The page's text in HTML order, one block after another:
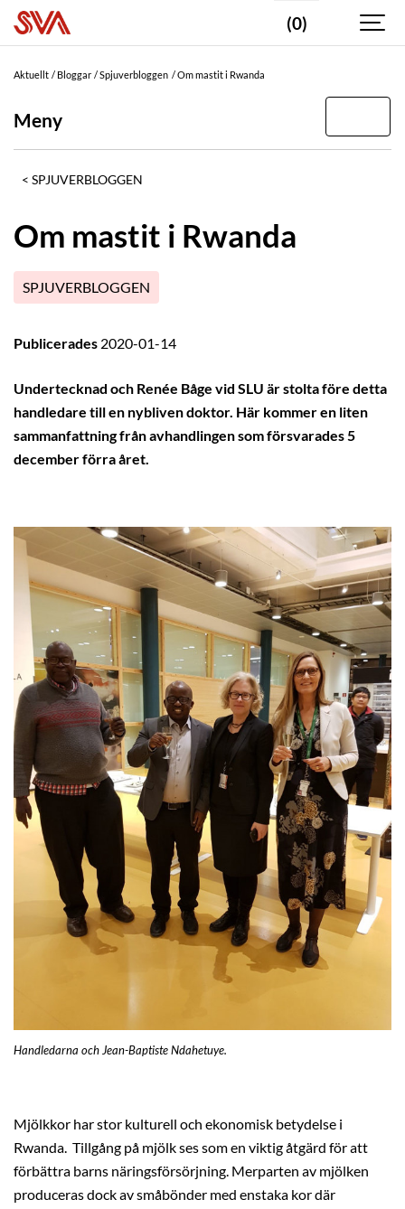
(0)
Aktuellt Bloggar Spjuverbloggen Om mastit i Rwanda
Meny
SPJUVERBLOGGEN
Om mastit i Rwanda
SPJUVERBLOGGEN
Publicerades 2020-01-14
Undertecknad och Renée Båge vid SLU är stolta före detta
handledare till en nybliven doktor. Här kommer en liten
sammanfattning från avhandlingen som försvarades 5
december förra året.
Handledarna och Jean-Baptiste Ndahetuye.
Mjölkkor har stor kulturell och ekonomisk betydelse i
Rwanda. Tillgång på mjölk ses som en viktig åtgärd för att
förbättra barns näringsförsörjning. Merparten av mjölken
produceras dock av småbönder med enstaka kor där